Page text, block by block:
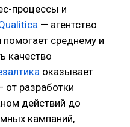
процессы и
— агентство
среднему и
качество
оказывает
от разработки
действий до
кампаний,